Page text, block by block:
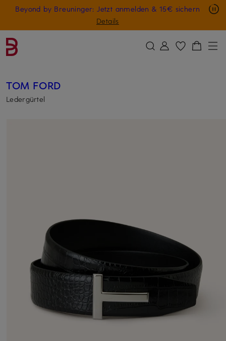
ZUM HAUPTINHALT ÜBERSPRINGEN
Beyond by Breuninger: Jetzt anmelden & 15€ sichern
Details
Nur in der App: -10 € auf digitale Geschenkkarten
GESCHENK20
TOM FORD
Ledergürtel